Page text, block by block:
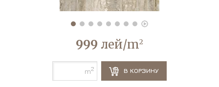
999 лей/m2
m2 В КОРЗИНУ